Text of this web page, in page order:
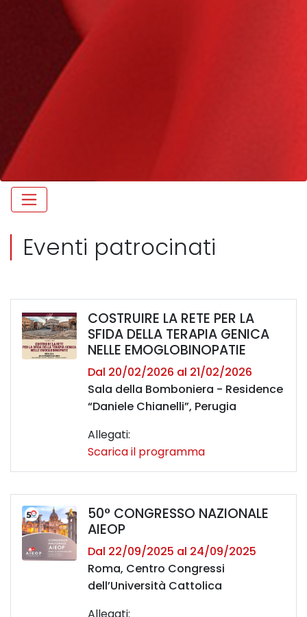
Eventi patrocinati
COSTRUIRE LA RETE PER LA
SFIDA DELLA TERAPIA GENICA
NELLE EMOGLOBINOPATIE
Dal 20/02/2026 al 21/02/2026
Sala della Bomboniera - Residence
“Daniele Chianelli”, Perugia
Allegati:
Scarica il programma
50° CONGRESSO NAZIONALE
AIEOP
Dal 22/09/2025 al 24/09/2025
Roma, Centro Congressi
dell’Università Cattolica
Allegati: